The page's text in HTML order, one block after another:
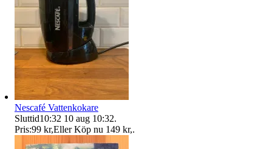
Nescafé Vattenkokare
Sluttid10:32 10 aug 10:32.
Pris:99 kr,Eller Köp nu 149 kr,.